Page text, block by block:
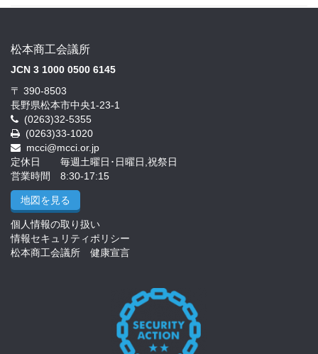
松本商工会議所
JCN 3 1000 0500 6145
〒 390-8503
長野県松本市中央1-23-1
(0263)32-5355
(0263)33-1020
mcci@mcci.or.jp
定休日 毎週土曜日･日曜日,祝祭日
営業時間 8:30-17:15
地図を見る
個人情報の取り扱い
情報セキュリティポリシー
松本商工会議所 健康宣言